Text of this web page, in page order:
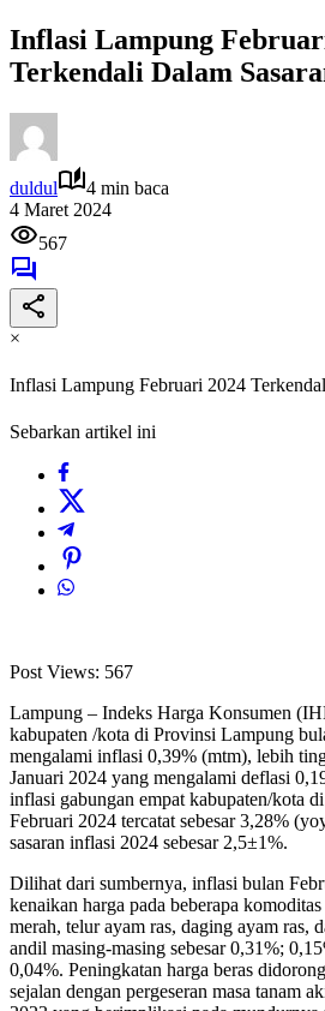
Inflasi Lampung
Terkendali Dalam
duldul
4 min baca
4 Maret 2024
567
×
Inflasi Lampung Februari 2024
Sebarkan artikel ini
Post Views: 567
Lampung – Indeks Harga Konsumen
kabupaten /kota di Provinsi Lampung
mengalami inflasi 0,39% (mtm), lebih
Januari 2024 yang mengalami deflasi
inflasi gabungan empat kabupaten/kota
Februari 2024 tercatat sebesar 3,28%
sasaran inflasi 2024 sebesar 2,5±1%.
Dilihat dari sumbernya, inflasi bulan
kenaikan harga pada beberapa
merah, telur ayam ras, daging ayam ras,
andil masing-masing sebesar 0,31%;
0,04%. Peningkatan harga beras
sejalan dengan pergeseran masa tanam